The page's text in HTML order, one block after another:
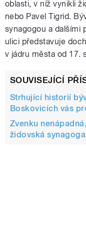
oblasti, v níž vynikli
nebo Pavel Tigrid.
synagogou a dalšími
ulici představuje
v jádru města od 17.
SOUVISEJÍCÍ
Strhující historií
Boskovicích vás
Zvenku
židovská